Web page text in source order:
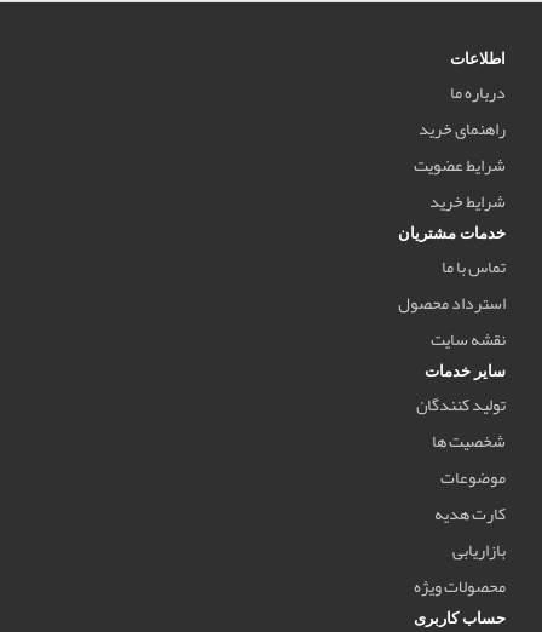
اطلاعات
درباره ما
راهنمای خرید
شرایط عضویت
شرایط خرید
خدمات مشتریان
تماس با ما
استرداد محصول
نقشه سایت
سایر خدمات
تولید کنندگان
شخصیت ها
موضوعات
کارت هدیه
بازاریابی
محصولات ویژه
حساب کاربری